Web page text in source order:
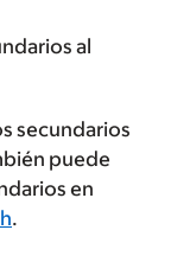
al
secundarios
puede
en
.